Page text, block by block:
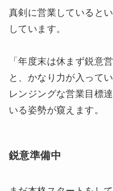
真剣に営業していると
しています。
「年度末は休まず鋭意
と、かなり力が入って
レンジングな営業目標
いる姿勢が窺えます。
鋭意準備中